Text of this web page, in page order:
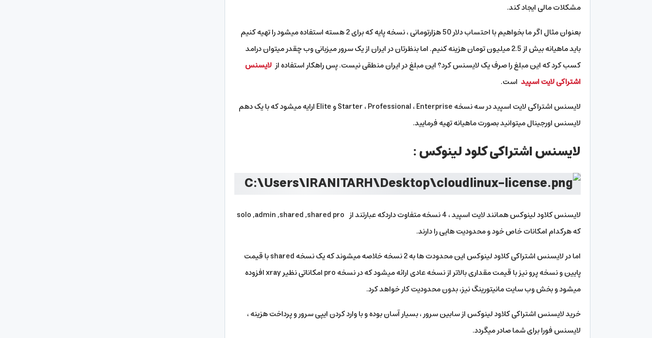
مشکلات مالی ایجاد کند.
بعنوان مثال اگر ما بخواهیم با احتساب دلار 50 هزارتومانی ، نسخه پایه که برای 2 هسته استفاده میشود را تهیه کنیم
باید ماهیانه بیش از 2.5 میلیون تومان هزینه کنیم. اما بنظرتان در ایران از یک سرور میزبانی وب چقدر میتوان درامد
کسب کرد که این مبلغ را صرف یک لایسنس کرد؟ این مبلغ در ایران منطقی نیست. پس راهکار استفاده از لایسنس
اشتراکی لایت اسپید است.
لایسنس اشتراکی لایت اسپید در سه نسخه Starter ، Professional ، Enterprise و Elite ارایه میشود که با یک دهم
لایسنس اورجینال میتوانید بصورت ماهیانه تهیه فرمایید.
لایسنس اشتراکی کلود لینوکس :
لایسنس کلاود لینوکس همانند لایت اسپید ، 4 نسخه متفاوت داردکه عبارتند از solo ,admin ,shared ,shared pro
که هرکدام امکانات خاص خود و محدودیت هایی را دارند.
اما در لایسنس اشتراکی کلاود لینوکس این محدودت ها به 2 نسخه خلاصه میشوند که یک نسخه shared با قیمت
پایین و نسخه پرو نیز با قیمت مقداری بالاتر از نسخه عادی ارائه میشود که در نسخه pro امکاناتی نظیر xray افزوده
میشود و بخش وب سایت مانیتورینگ نیز، بدون محدودیت کار خواهد کرد.
خرید لایسنس اشتراکی کلاود لینوکس از سابین سرور ، بسیار آسان بوده و با وارد کردن ایپی سرور و پرداخت هزینه ،
لایسنس فورا برای شما صادر میگردد.